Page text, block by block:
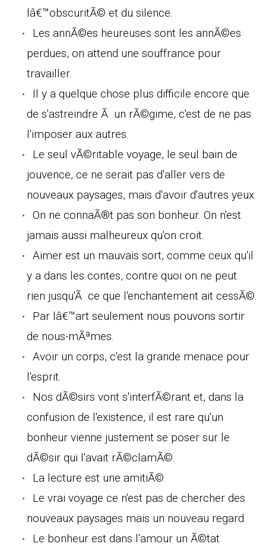
lâ€™obscuritÃ© et du silence.
Les annÃ©es heureuses sont les annÃ©es
perdues, on attend une souffrance pour
travailler.
Il y a quelque chose plus difficile encore que
de s'astreindre Ã un rÃ©gime, c'est de ne pas
l'imposer aux autres.
Le seul vÃ©ritable voyage, le seul bain de
jouvence, ce ne serait pas d'aller vers de
nouveaux paysages, mais d'avoir d'autres yeux.
On ne connaÃ®t pas son bonheur. On n'est
jamais aussi malheureux qu'on croit.
Aimer est un mauvais sort, comme ceux qu'il
y a dans les contes, contre quoi on ne peut
rien jusqu'Ã ce que l'enchantement ait cessÃ©.
Par lâ€™art seulement nous pouvons sortir
de nous-mÃªmes.
Avoir un corps, c'est la grande menace pour
l'esprit.
Nos dÃ©sirs vont s'interfÃ©rant et, dans la
confusion de l'existence, il est rare qu'un
bonheur vienne justement se poser sur le
dÃ©sir qui l'avait rÃ©clamÃ©.
La lecture est une amitiÃ©.
Le vrai voyage ce n'est pas de chercher des
nouveaux paysages mais un nouveau regard.
Le bonheur est dans l'amour un Ã©tat